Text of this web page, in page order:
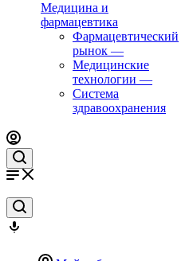
Медицина и
фармацевтика
Фармацевтический
рынок —
Медицинские
технологии —
Система
здравоохранения